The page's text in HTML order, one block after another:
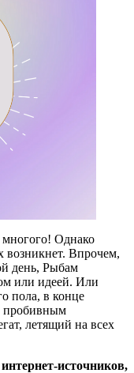
Однако
возникнет. Впрочем,
день, Рыбам
или идеей. Или
пола, в конце
пробивным
летящий на всех
источников,